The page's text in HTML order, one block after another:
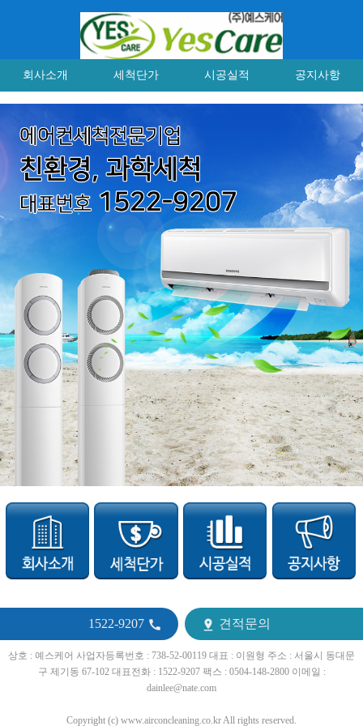
회사소개 세척단가 시공실적 공지사항
1522-9207   견적문의
상호 : 예스케어 사업자등록번호 : 738-52-00119 대표 : 이원형 주소 : 서울시 동대문
구 제기동 67-102 대표전화 : 1522-9207 팩스 : 0504-148-2800 이메일 :
dainlee@nate.com
Copyright (c) www.airconcleaning.co.kr All rights reserved.